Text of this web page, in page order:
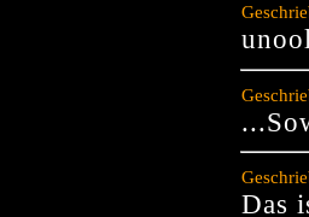
Das